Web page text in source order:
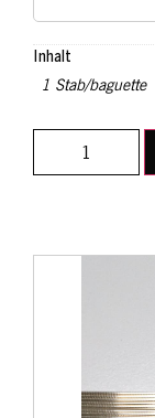
Inhalt
1 Stab/baguette